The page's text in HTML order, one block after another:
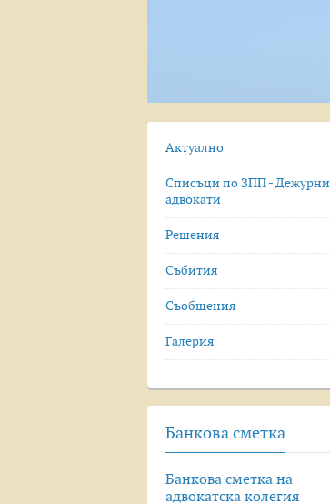
Актуално
Списъци по ЗПП - Дежурни
адвокати
Решения
Събития
Съобщения
Галерия
Банкова сметка
Банкова сметка на
адвокатска колегия